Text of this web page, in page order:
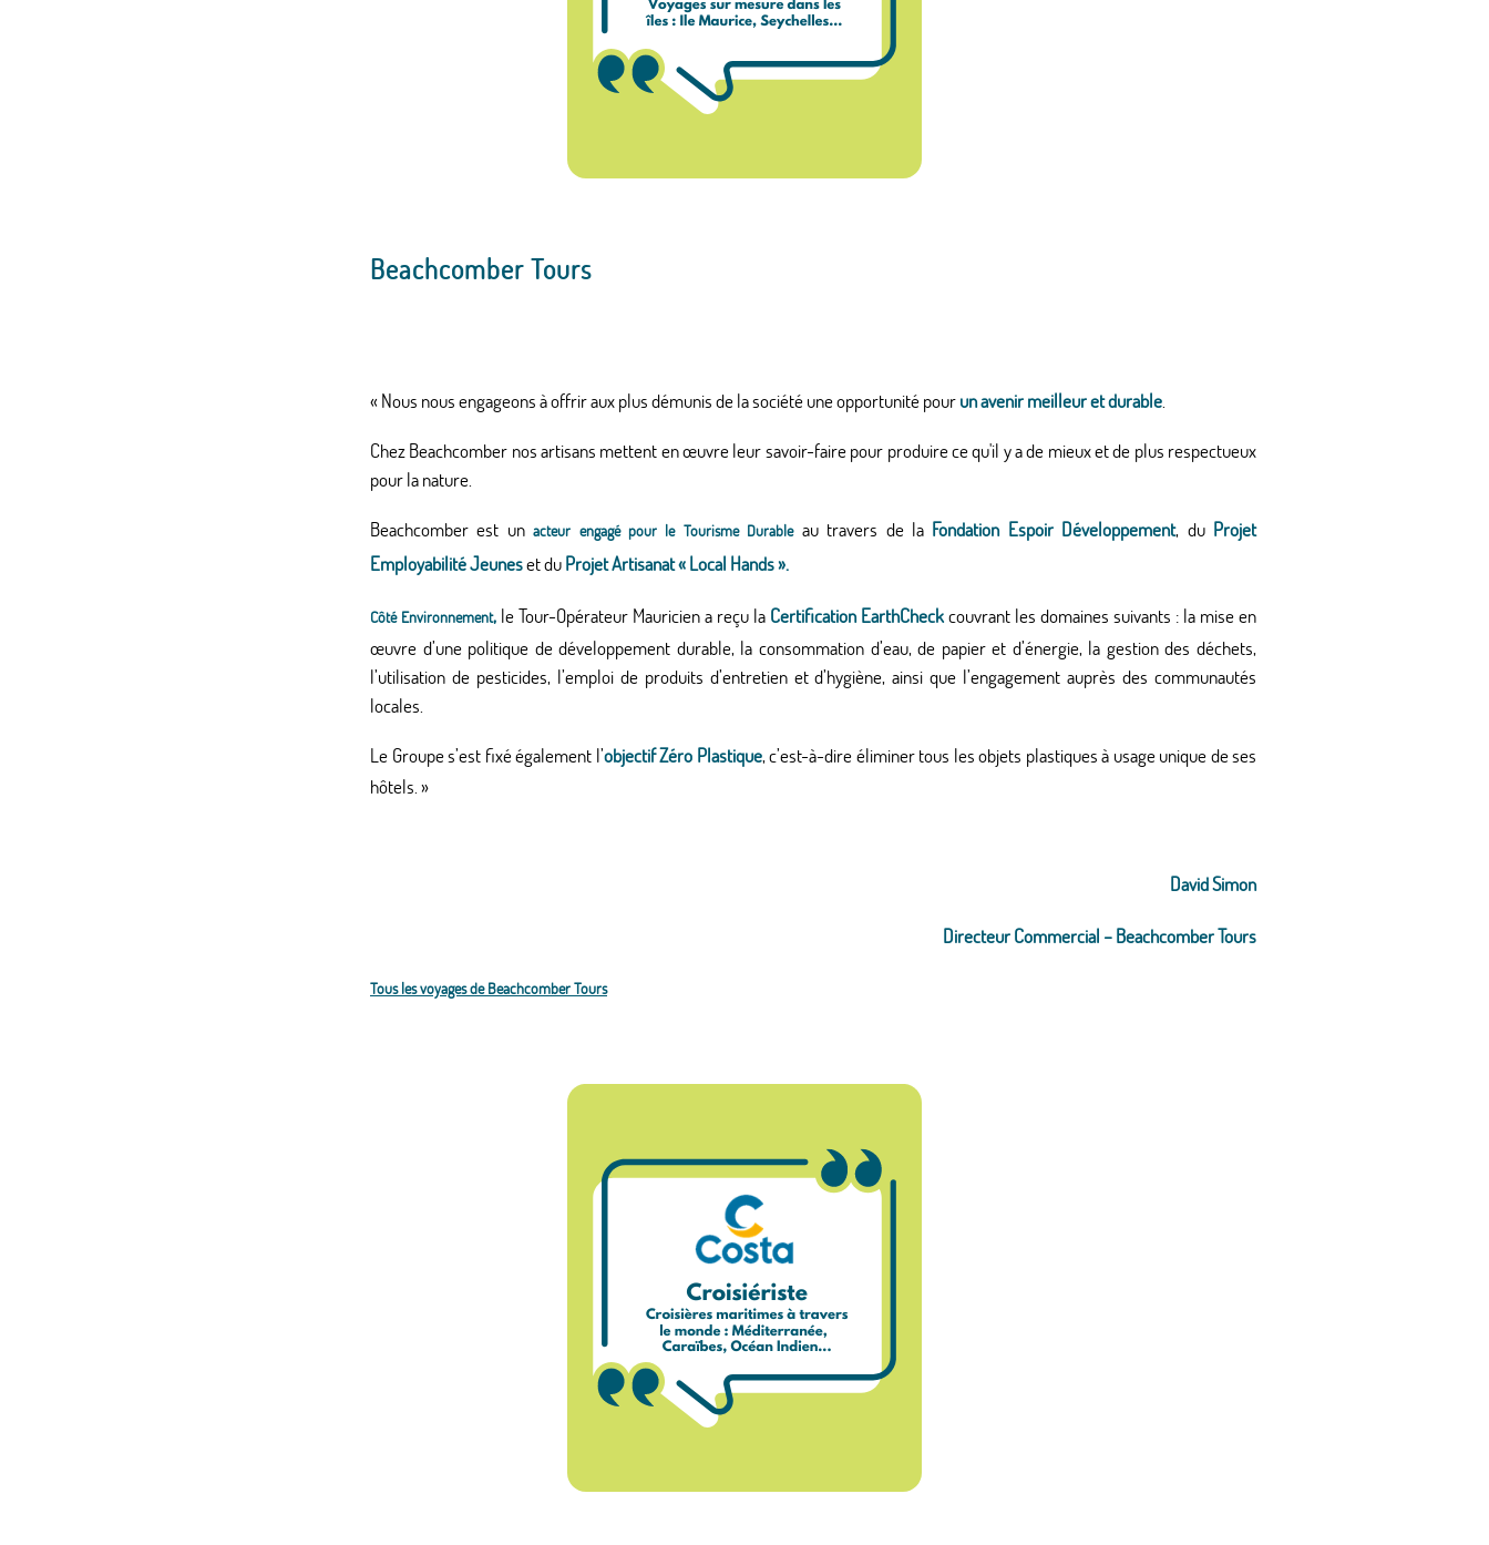
Beachcomber Tours
« Nous nous engageons à offrir aux plus démunis de la société une opportunité pourun avenir meilleur et durable
Chez Beachcomber nos artisans mettent en œuvre leur savoir-faire pour produire ce qu'il y a de mieux et de plus respectueux
pour la nature.
Beachcomber est unacteur engagé pour le Tourisme Durableau travers de la Fondation Espoir Développement, du Projet
Employabilité Jeuneset duProjet Artisanat « Local Hands ».
Côté Environnement, le Tour-Opérateur Mauricien a reçu la Certification EarthCheckcouvrant les domaines suivants : la mise en
œuvre d’une politique de développement durable, la consommation d’eau, de papier et d’énergie, la gestion des déchets,
l’utilisation de pesticides, l’emploi de produits d’entretien et d’hygiène, ainsi que l’engagement auprès des communautés
locales.
Le Groupe s’est fixé également l’objectif Zéro Plastique, c’est-à-dire éliminer tous les objets plastiques à usage unique de ses
hôtels. »
David Simon
Directeur Commercial – Beachcomber Tours
Tous les voyages de Beachcomber Tours